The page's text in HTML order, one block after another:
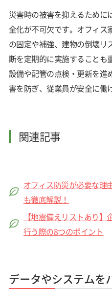
災害時の被害を抑えるために
全化が不可欠です。オフィス
の固定や補強、建物の倒壊リ
断を定期的に実施することも
設備や配管の点検・更新を進
害を防ぎ、従業員が安全に働
関連記事
オフィス防災が必要な理
も徹底解説！
【地震備えリストあり
行う際の8つのポイント
データやシステムを